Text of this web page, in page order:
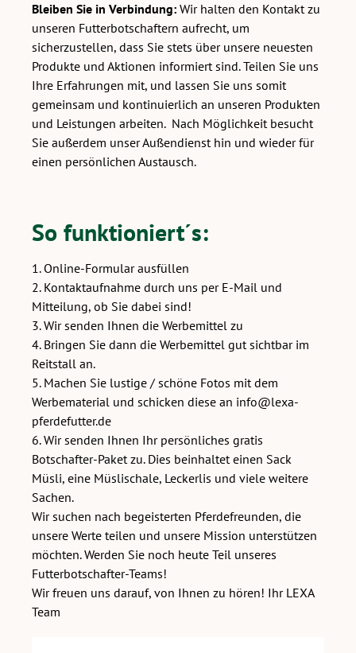
Bleiben Sie in Verbindung: Wir halten den Kontakt zu
unseren Futterbotschaftern aufrecht, um
sicherzustellen, dass Sie stets über unsere neuesten
Produkte und Aktionen informiert sind. Teilen Sie uns
Ihre Erfahrungen mit, und lassen Sie uns somit
gemeinsam und kontinuierlich an unseren Produkten
und Leistungen arbeiten. Nach Möglichkeit besucht
Sie außerdem unser Außendienst hin und wieder für
einen persönlichen Austausch.
So funktioniert´s:
1. Online-Formular ausfüllen
2. Kontaktaufnahme durch uns per E-Mail und
Mitteilung, ob Sie dabei sind!
3. Wir senden Ihnen die Werbemittel zu
4. Bringen Sie dann die Werbemittel gut sichtbar im
Reitstall an.
5. Machen Sie lustige / schöne Fotos mit dem
Werbematerial und schicken diese an info@lexa-
pferdefutter.de
6. Wir senden Ihnen Ihr persönliches gratis
Botschafter-Paket zu. Dies beinhaltet einen Sack
Müsli, eine Müslischale, Leckerlis und viele weitere
Sachen.
Wir suchen nach begeisterten Pferdefreunden, die
unsere Werte teilen und unsere Mission unterstützen
möchten. Werden Sie noch heute Teil unseres
Futterbotschafter-Teams!
Wir freuen uns darauf, von Ihnen zu hören! Ihr LEXA
Team